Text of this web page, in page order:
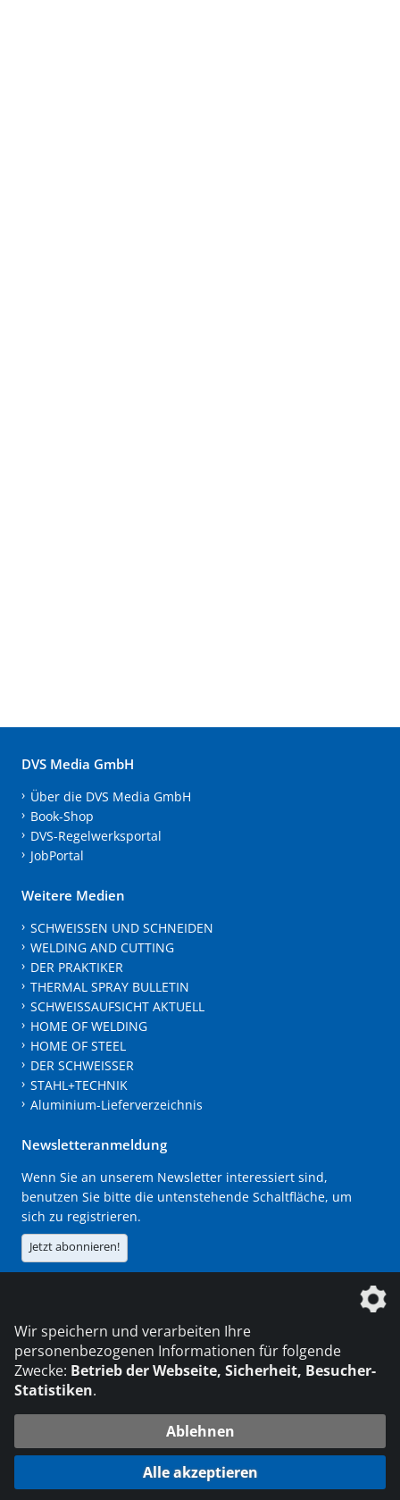
DVS Media GmbH
Über die DVS Media GmbH
Book-Shop
DVS-Regelwerksportal
JobPortal
Weitere Medien
SCHWEISSEN UND SCHNEIDEN
WELDING AND CUTTING
DER PRAKTIKER
THERMAL SPRAY BULLETIN
SCHWEISSAUFSICHT AKTUELL
HOME OF WELDING
HOME OF STEEL
DER SCHWEISSER
STAHL+TECHNIK
Aluminium-Lieferverzeichnis
Newsletteranmeldung
Wenn Sie an unserem Newsletter interessiert sind,
benutzen Sie bitte die untenstehende Schaltfläche, um
sich zu registrieren.
Jetzt abonnieren!
Die DVS Media GmbH ist ein Unternehmen der
© 2026 DVS Media GmbH
Datenschutzeinstellungen
Wir speichern und verarbeiten Ihre
personenbezogenen Informationen für folgende
Zwecke: Betrieb der Webseite, Sicherheit, Besucher-
Statistiken.
Ablehnen
Alle akzeptieren